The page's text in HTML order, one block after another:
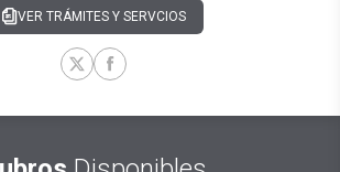
VER TRÁMITES Y SERVCIOS